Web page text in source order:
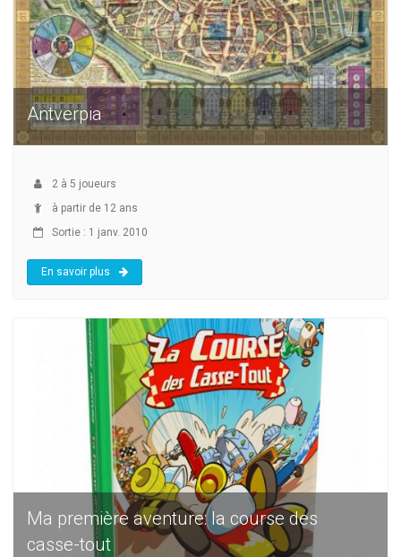
Antverpia
2 à 5 joueurs
à partir de 12 ans
Sortie : 1 janv. 2010
En savoir plus
Ma première aventure: la course des
casse-tout